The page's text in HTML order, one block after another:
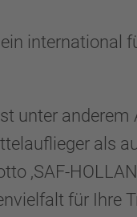
unter
als
‚SAF-
für Ihre